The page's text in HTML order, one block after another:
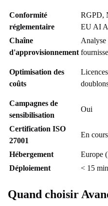
Conformité
réglementaire
RGPD,
EU AI
Chaîne
d'approvisionnement
Analyse
Optimisation des
coûts
Campagnes de
sensibilisation
Oui
Certification ISO
27001
En cours
Hébergement Europe
Déploiement
< 15
Quand choisir